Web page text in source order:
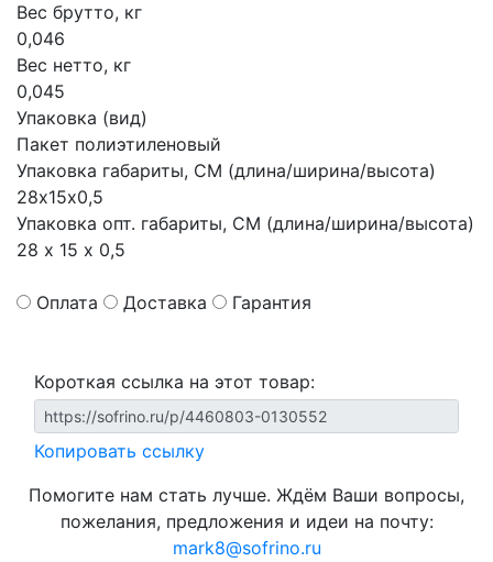
Вес брутто, кг
0,046
Вес нетто, кг
0,045
Упаковка (вид)
Пакет полиэтиленовый
Упаковка габариты, СМ (длина/ширина/высота)
28х15х0,5
Упаковка опт. габариты, СМ (длина/ширина/высота)
28 х 15 х 0,5
Оплата Доставка Гарантия
Короткая ссылка на этот товар:
Копировать ссылку
Помогите нам стать лучше. Ждём Ваши вопросы,
пожелания, предложения и идеи на почту:
mark8@sofrino.ru